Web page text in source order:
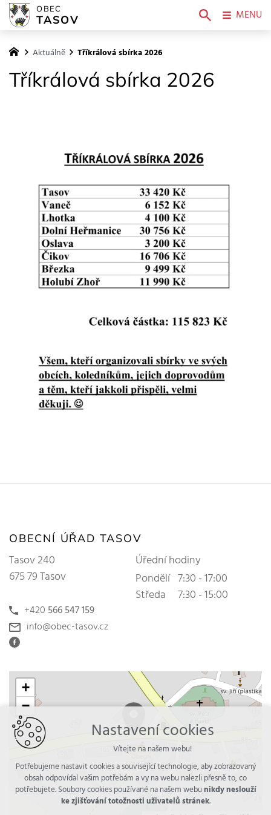
Aktuálně Tříkrálová sbírka 2026
Tříkrálová sbírka 2026
OBECNÍ ÚŘAD TASOV
Tasov 240
675 79 Tasov
+420 566 547 159
info@obec-tasov.cz
Úřední hodiny
Pondělí 7:30 - 17:00
Středa
7:30 - 15:00
+
−
OBEC
TASOV MENU
Nastavení cookies
Vítejte na našem webu!
Potřebujeme nastavit cookies a související technologie, aby zobrazovaný
obsah odpovídal vašim potřebám a vy na webu nalezli přesně to, co
potřebujete. Soubory cookies používané na našem webunikdy neslouží
ke zjišťování totožnosti uživatelů stránek.